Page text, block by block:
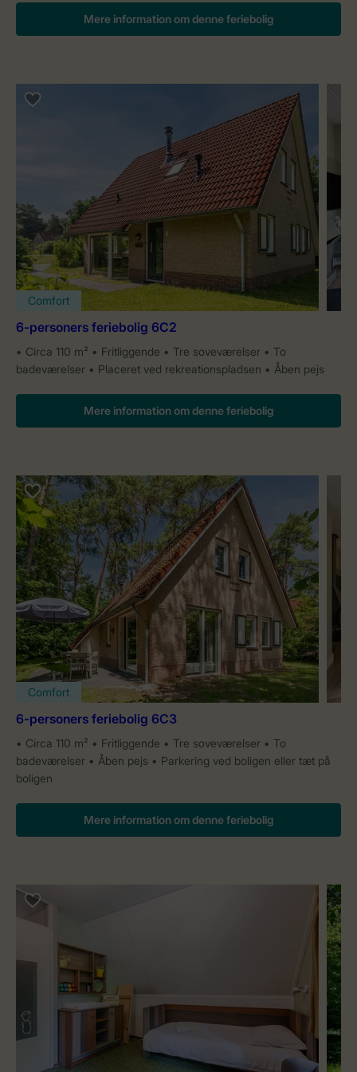
Mere information om denne feriebolig
Comfort
6-personers feriebolig 6C2
Circa 110 m² Fritliggende Tre soveværelser
To
badeværelser
Placeret ved rekreationspladsen Åben pejs
Mere information om denne feriebolig
Comfort
6-personers feriebolig 6C3
Circa 110 m² Fritliggende Tre soveværelser
To
badeværelser
Åben pejs
Parkering ved boligen eller tæt på
boligen
Mere information om denne feriebolig